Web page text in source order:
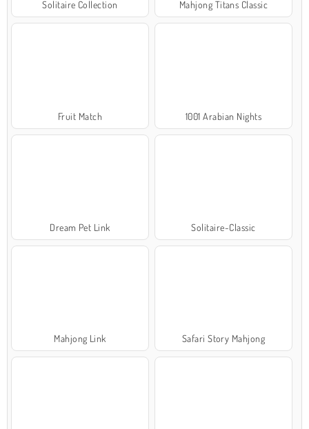
Solitaire Collection Mahjong Titans Classic
Fruit Match 1001 Arabian Nights
Dream Pet Link Solitaire-Classic
Mahjong Link Safari Story Mahjong